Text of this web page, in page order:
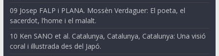
09 Josep FALP i PLANA. Mossèn Verdaguer: El poeta, el
sacerdot, l’home i el malalt.
10 Ken SANO et al. Catalunya, Catalunya, Catalunya: Una visió
coral i il·lustrada des del Japó.